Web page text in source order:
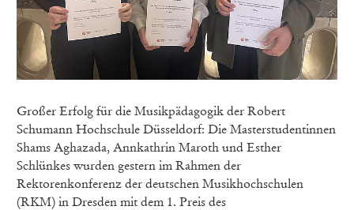
Großer Erfolg für die Musikpädagogik der Robert
Schumann Hochschule Düsseldorf: Die Masterstudentinnen
Shams Aghazada, Annkathrin Maroth und Esther
Schlünkes wurden gestern im Rahmen der
Rektorenkonferenz der deutschen Musikhochschulen
(RKM) in Dresden mit dem 1. Preis des